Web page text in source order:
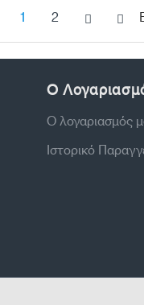
1 2
Ο
Ο λογαριασμός
Ιστορικό